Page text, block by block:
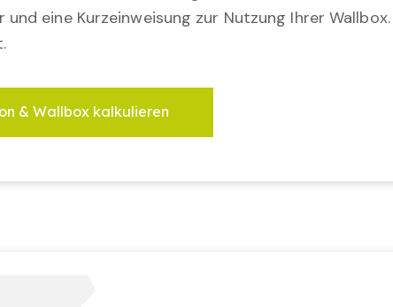
eine Kurzeinweisung zur Nutzung Ihrer Wallbox.
& Wallbox kalkulieren